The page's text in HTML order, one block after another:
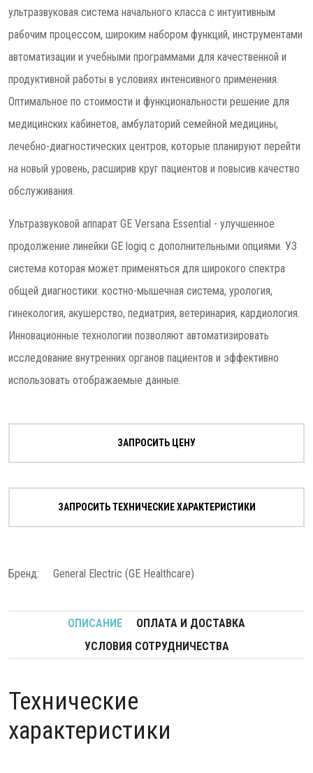
ультразвуковая система начального класса с интуитивным
рабочим процессом, широким набором функций, инструментами
автоматизации и учебными программами для качественной и
продуктивной работы в условиях интенсивного применения.
Оптимальное по стоимости и функциональности решение для
медицинских кабинетов, амбулаторий семейной медицины,
лечебно-диагностических центров, которые планируют перейти
на новый уровень, расширив круг пациентов и повысив качество
обслуживания.
Ультразвуковой аппарат GE Versana Essential - улучшенное
продолжение линейки GE logiq с дополнительными опциями. УЗ
система которая может применяться для широкого спектра
общей диагностики: костно-мышечная система, урология,
гинекология, акушерство, педиатрия, ветеринария, кардиология.
Инновационные технологии позволяют автоматизировать
исследование внутренних органов пациентов и эффективно
использовать отображаемые данные.
ЗАПРОСИТЬ ЦЕНУ
ЗАПРОСИТЬ ТЕХНИЧЕСКИЕ ХАРАКТЕРИСТИКИ
Бренд: General Electric (GE Healthcare)
ОПИСАНИЕ
ОПЛАТА И ДОСТАВКА
УСЛОВИЯ СОТРУДНИЧЕСТВА
Технические
характеристики